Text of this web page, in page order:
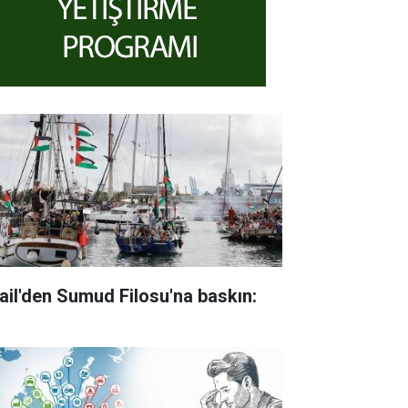
Sumud Filosu'na baskın: